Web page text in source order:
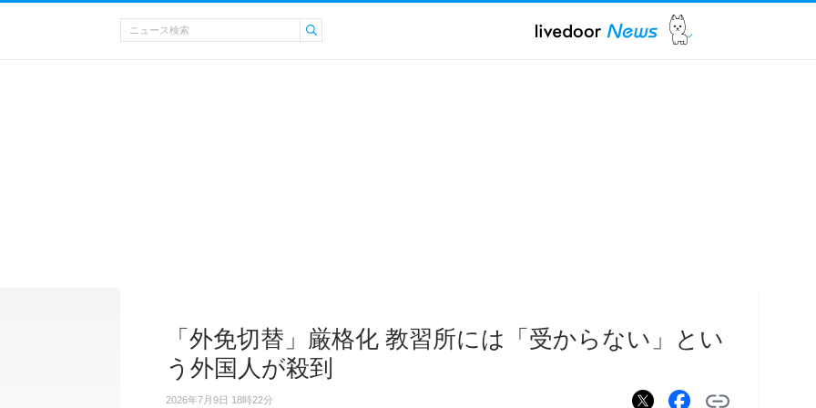
「外免切替」厳格化 教習所には「受からない」とい
う外国人が殺到
2026年7月9日 18時22分